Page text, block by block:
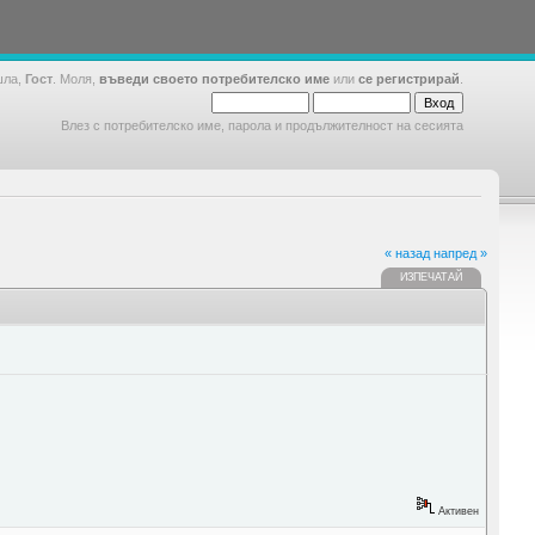
Гост . Моля, въведи своето потребителско име или се регистрирай
Влез с потребителско име, парола и продължителност на сесията
« назад напред »
ИЗПЕЧАТАЙ
Активен